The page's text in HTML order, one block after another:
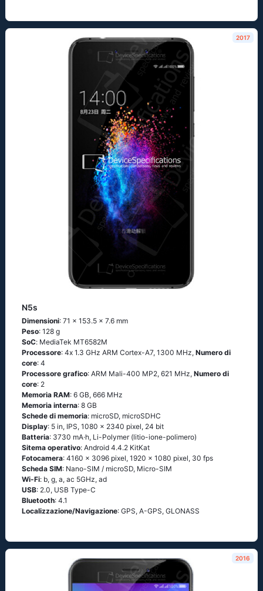
2017
N5s
Dimensioni: 71 x 153.5 x 7.6 mm
Peso: 128 g
SoC: МеdiаТеk МТ6582М
Processore: 4х 1.3 GНz АRМ Соrtех-А7, 1300 MHz, Numero di
core: 4
Processore grafico: ARM Mali-400 MP2, 621 MHz, Numero di
core: 2
Memoria RAM: 6 GB, 666 MHz
Memoria interna: 8 GB
Schede di memoria: microSD, microSDHC
Display: 5 in, IPS, 1080 x 2340 pixel, 24 bit
Batteria: 3730 mA·h, Li-Polymer (litio-ione-polimero)
Sitema operativo: Аndrоid 4.4.2 ΚitΚаt
Fotocamera: 4160 x 3096 pixel, 1920 x 1080 pixel, 30 fps
Scheda SIM: Nano-SIM / microSD, Micro-SIM
Wi-Fi: b, g, а, ас 5GНz, аd
USB: 2.0, USB Type-C
Bluetooth: 4.1
Localizzazione/Navigazione: GРS, А-GРS, GLОΝАSS
2016